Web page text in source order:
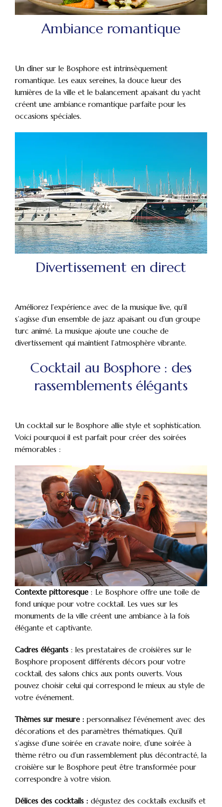
Ambiance romantique
Un dîner sur le Bosphore est intrinsèquement
romantique. Les eaux sereines, la douce lueur des
lumières de la ville et le balancement apaisant du yacht
créent une ambiance romantique parfaite pour les
occasions spéciales.
Divertissement en direct
Améliorez l’expérience avec de la musique live, qu’il
s’agisse d’un ensemble de jazz apaisant ou d’un groupe
turc animé. La musique ajoute une couche de
divertissement qui maintient l’atmosphère vibrante.
Cocktail au Bosphore : des
rassemblements élégants
Un cocktail sur le Bosphore allie style et sophistication.
Voici pourquoi il est parfait pour créer des soirées
mémorables :
Contexte pittoresque : Le Bosphore offre une toile de
fond unique pour votre cocktail. Les vues sur les
monuments de la ville créent une ambiance à la fois
élégante et captivante.
Cadres élégants : les prestataires de croisières sur le
Bosphore proposent différents décors pour votre
cocktail, des salons chics aux ponts ouverts. Vous
pouvez choisir celui qui correspond le mieux au style de
votre événement.
Thèmes sur mesure : personnalisez l’événement avec des
décorations et des paramètres thématiques. Qu’il
s’agisse d’une soirée en cravate noire, d’une soirée à
thème rétro ou d’un rassemblement plus décontracté, la
croisière sur le Bosphore peut être transformée pour
correspondre à votre vision.
Délices des cocktails : dégustez des cocktails exclusifs et